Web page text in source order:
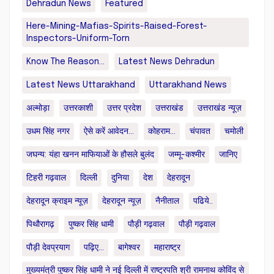
Dehradun News Featured
Here-Mining-Mafias-Spirits-Raised-Forest-
Inspectors-Uniform-Torn
Know The Reason... Latest News Dehradun
Latest News Uttarakhand Uttarakhand News
अल्मोड़ा उत्तरकाशी उत्तर प्रदेश उत्तराखंड उत्तराखंड न्यूज़
उधम सिंह नगर ऐसे करें आवेदन... कोहराम... चंपावत चमोली
जघन्य: यंहा खनन माफियाओं के हौसले बुलंद जम्मू-कश्मीर जानिए
टिहरी गढ़वाल दिल्ली दुनिया देश देहरादून
देहरादून क्राइम न्यूज़ देहरादून न्यूज़ नैनीताल पढिये..
पिथौरागढ़ पुष्कर सिंह धामी पौड़ी गढ़वाल पौड़ी गढ़वाल
पौड़ी देवप्रयाग पढ़िए... बागेश्वर महाराष्ट्र
मुख्यमंत्री पुष्कर सिंह धामी ने नई दिल्ली में राष्ट्रपति श्री रामनाथ कोविंद से